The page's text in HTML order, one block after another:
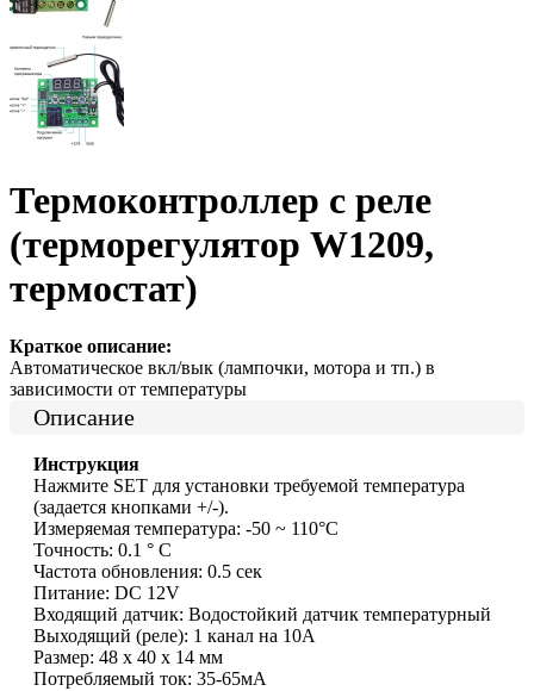
Термоконтроллер с реле
(терморегулятор W1209,
термостат)
Краткое описание:
Автоматическое вкл/вык (лампочки, мотора и тп.) в
зависимости от температуры
Описание
Инструкция
Нажмите SET для установки требуемой температура
(задается кнопками +/-).
Измеряемая температура: -50 ~ 110°C
Точность: 0.1 ° C
Частота обновления: 0.5 сек
Питание: DC 12V
Входящий датчик: Водостойкий датчик температурный
Выходящий (реле): 1 канал на 10A
Размер: 48 x 40 x 14 мм
Потребляемый ток: 35-65мА